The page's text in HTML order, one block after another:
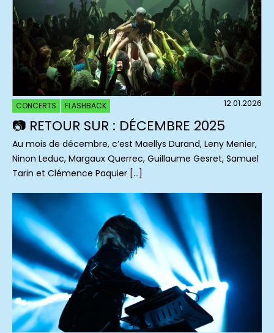
CONCERTS FLASHBACK 12.01.2026
📷 RETOUR SUR : DÉCEMBRE 2025
Au mois de décembre, c’est Maellys Durand, Leny Menier,
Ninon Leduc, Margaux Querrec, Guillaume Gesret, Samuel
Tarin et Clémence Paquier […]